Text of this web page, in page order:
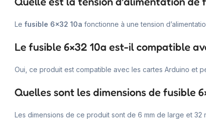
Le fusible 6×32 10a fonctionne à une tension
Le fusible 6×32 10a est-il compatible
Oui, ce produit est compatible avec les cartes Arduino et
Quelles sont les dimensions de fusible
Les dimensions de ce produit sont de 6 mm de large et 32